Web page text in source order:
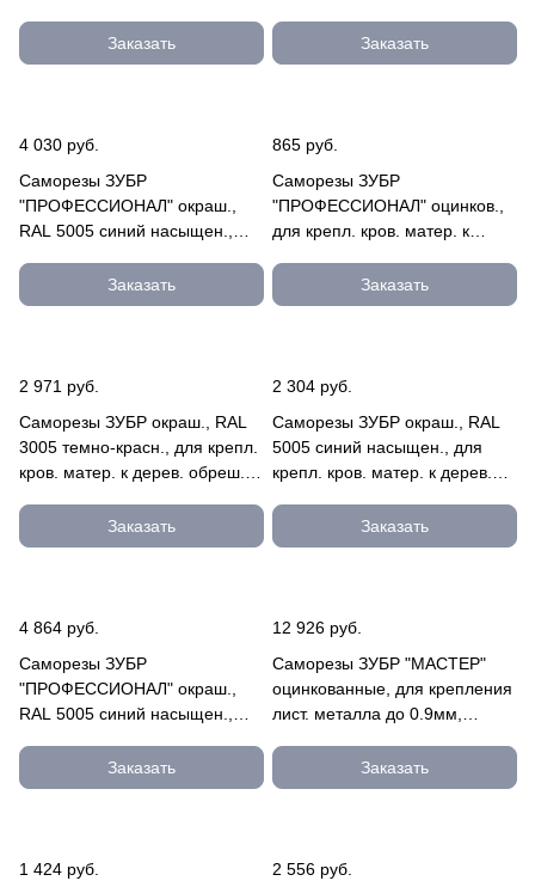
160шт 4-300315-48-070
Заказать
дерев. обре 4-300315-48-050-
6005
Заказать
4 030 руб.
Саморезы ЗУБР
"ПРОФЕССИОНАЛ" окраш.,
RAL 5005 синий насыщен.,
металл. конс 4-300310-55-019-
5005
Заказать
865 руб.
Саморезы ЗУБР
"ПРОФЕССИОНАЛ" оцинков.,
для крепл. кров. матер. к
100шт 4-300315-63-090
Заказать
2 971 руб.
Саморезы ЗУБР окраш., RAL
3005 темно-красн., для крепл.
кров. матер. к дерев. обреш.,
Заказать
2 304 руб.
Саморезы ЗУБР окраш., RAL
5005 синий насыщен., для
крепл. кров. матер. к дерев.
300310-48-065-5005
Заказать
4 864 руб.
Саморезы ЗУБР
"ПРОФЕССИОНАЛ" окраш.,
RAL 5005 синий насыщен.,
дерев. обреш 4-300310-48-
035-5005
Заказать
12 926 руб.
Саморезы ЗУБР "МАСТЕР"
оцинкованные, для крепления
лист. металла до 0.9мм,
300120-35-11Заказать
1 424 руб.
2 556 руб.